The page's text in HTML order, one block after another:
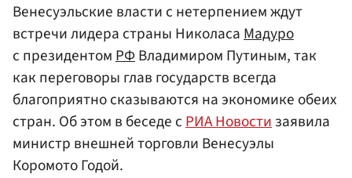
Венесуэльские власти с нетерпением ждут
встречи лидера страны НиколасаМадуро
с президентомРФВладимиром Путиным, так
как переговоры глав государств всегда
благоприятно сказываются на экономике обеих
стран. Об этом в беседе сРИА Новостизаявила
министр внешней торговли Венесуэлы
Коромото Годой.